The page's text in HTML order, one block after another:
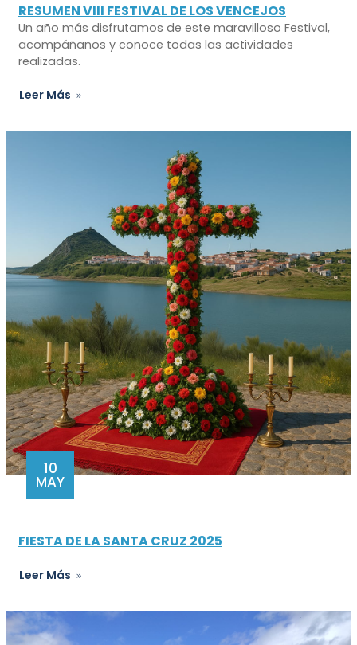
RESUMEN VIII FESTIVAL DE LOS VENCEJOS
Un año más disfrutamos de este maravilloso Festival,
acompáñanos y conoce todas las actividades
realizadas.
Leer Más
10
MAY
FIESTA DE LA SANTA CRUZ 2025
Leer Más